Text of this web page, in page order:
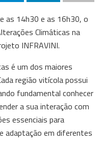
as 14h30 e as 16h30, o
Climáticas na
INFRAVINI.
é um dos maiores
região vitícola possui
fundamental conhecer
a sua interação com
essenciais para
adaptação em diferentes